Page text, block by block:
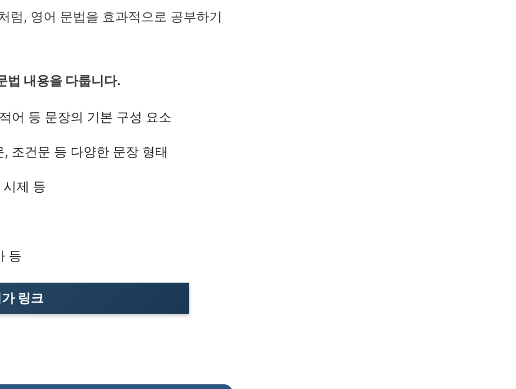
럼, 영어 문법을 효과적으로 공부하기
법 내용을 다룹니다.
어 등 문장의 기본 구성 요소
조건문 등 다양한 문장 형태
제 등
등
링크